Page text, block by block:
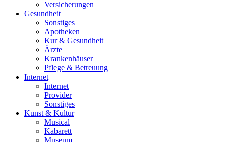
Versicherungen
Gesundheit
Sonstiges
Apotheken
Kur & Gesundheit
Ärzte
Krankenhäuser
Pflege & Betreuung
Internet
Internet
Provider
Sonstiges
Kunst & Kultur
Musical
Kabarett
Museum